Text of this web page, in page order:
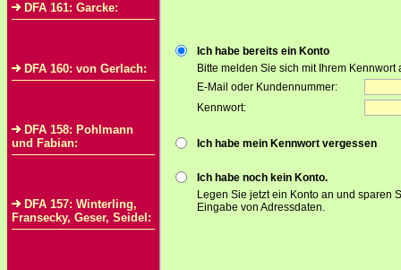
DFA 161: Garcke:
DFA 160: von Gerlach:
DFA 158: Pohlmann
und Fabian:
DFA 157: Winterling,
Fransecky, Geser, Seidel:
Ich habe bereits ein Konto
Bitte melden Sie sich mit Ihrem Kennwort
E-Mail oder Kundennummer:
Kennwort:
Ich habe mein Kennwort vergessen
Ich habe noch kein Konto.
Legen Sie jetzt ein Konto an und sparen
Eingabe von Adressdaten.